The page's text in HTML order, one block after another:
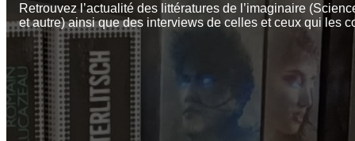
Retrouvez l’actualité des littératures de l’imaginaire
et autre) ainsi que des interviews de celles et ceux qui les